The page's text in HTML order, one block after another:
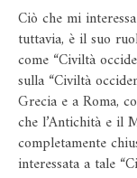
Ciò che mi
tuttavia, è il suo
come “Civiltà
sulla “Civiltà
Grecia e a Roma,
che l’Antichità e il
completamente
interessata a tale